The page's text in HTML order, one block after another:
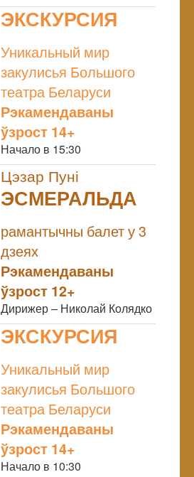
ЭКСКУРСИЯ
Уникальный мир
закулисья Большого
театра Беларуси
Рэкамендаваны
ўзрост 14+
Начало в 15:30
Цэзар Пуні
ЭСМЕРАЛЬДА
рамантычны балет у 3
дзеях
Рэкамендаваны
ўзрост 12+
Дирижер – Николай Колядко
ЭКСКУРСИЯ
Уникальный мир
закулисья Большого
театра Беларуси
Рэкамендаваны
ўзрост 14+
Начало в 10:30